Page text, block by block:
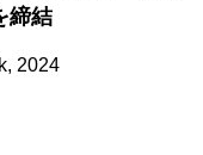
締結
2024